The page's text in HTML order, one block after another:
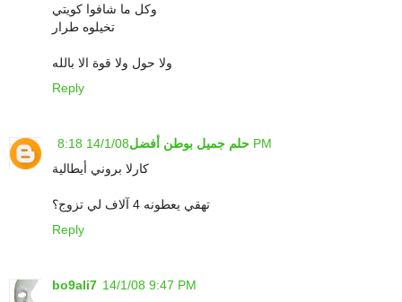
وكل ما شافوا كويتي
تخيلوه طرار
ولا حول ولا قوة الا بالله
Reply
حلم جميل بوطن أفضل 14/1/08 8:18 PM
كارلا بروني أيطالية
تهقي يعطونه 4 آلاف لي تزوج؟
Reply
bo9ali7 14/1/08 9:47 PM